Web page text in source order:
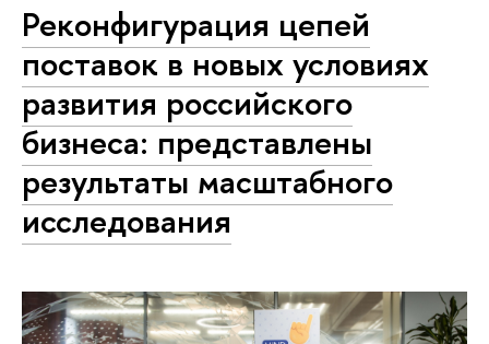
Реконфигурация цепей
поставок в новых условиях
развития российского
бизнеса: представлены
результаты масштабного
исследования